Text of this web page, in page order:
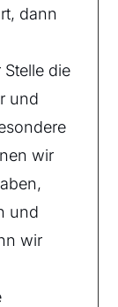
dann
die
und
wir
und
wir